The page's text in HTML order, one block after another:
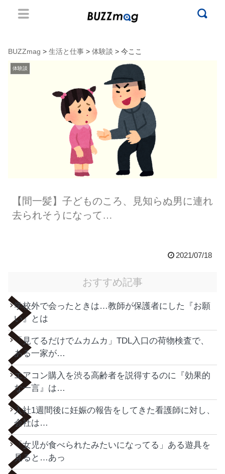
BUZZmag > 生活と仕事 > 体験談 > 今ここ
体験談
【間一髪】子どものころ、見知らぬ男に連れ
去られそうになって…
2021/07/18
おすすめ記事
学校外で会ったときは…教師が保護者にした『お願
い』とは
「見てるだけでムカムカ」TDL入口の荷物検査で、
ある一家が…
エアコン購入を渋る高齢者を説得するのに『効果的
な一言』は…
入社1週間後に妊娠の報告をしてきた看護師に対し、
会社は…
「女児が食べられたみたいになってる」ある遊具を
見ると…あっ